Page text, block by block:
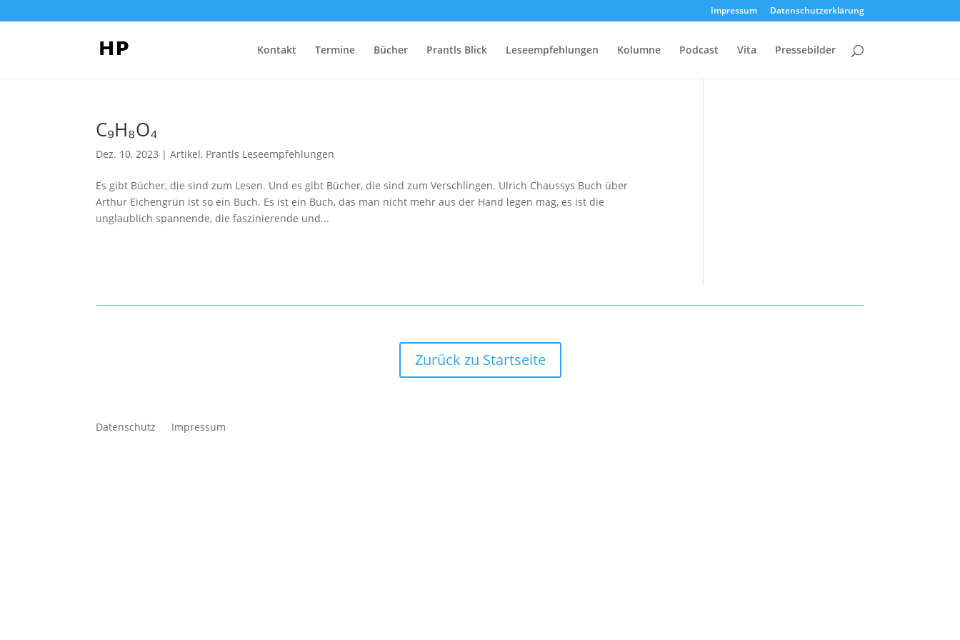
Impressum Datenschutzerklärung
Kontakt Termine Bücher Prantls Blick Leseempfehlungen Kolumne Podcast Vita Pressebilder
C₉H₈O₄
Dez. 10, 2023 |Artikel, Prantls Leseempfehlungen
Es gibt Bücher, die sind zum Lesen. Und es gibt Bücher, die sind zum Verschlingen. Ulrich Chaussys Buch über
Arthur Eichengrün ist so ein Buch. Es ist ein Buch, das man nicht mehr aus der Hand legen mag, es ist die
unglaublich spannende, die faszinierende und...
Zurück zu Startseite
Datenschutz Impressum